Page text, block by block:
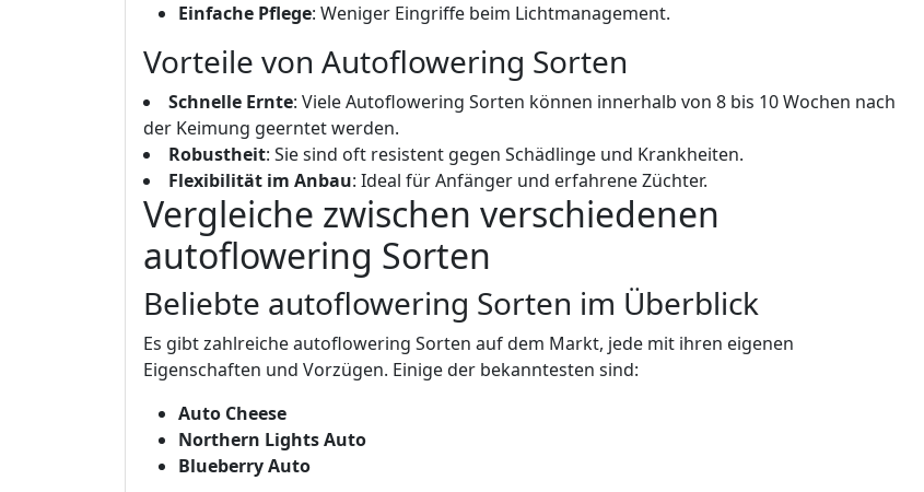
Einfache Pflege: Weniger Eingriffe beim Lichtmanagement.
Vorteile von Autoflowering Sorten
Schnelle Ernte: Viele Autoflowering Sorten können innerhalb von 8 bis 10 Wochen nach
der Keimung geerntet werden.
Robustheit: Sie sind oft resistent gegen Schädlinge und Krankheiten.
Flexibilität im Anbau: Ideal für Anfänger und erfahrene Züchter.
Vergleiche zwischen verschiedenen
autoflowering Sorten
Beliebte autoflowering Sorten im Überblick
Es gibt zahlreiche autoflowering Sorten auf dem Markt, jede mit ihren eigenen
Eigenschaften und Vorzügen. Einige der bekanntesten sind:
Auto Cheese
Northern Lights Auto
Blueberry Auto